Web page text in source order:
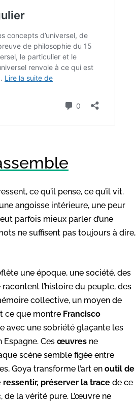
ce qu’il pense, ce qu’il vit.
angoisse intérieure, une peur
parfois mieux parler d’une
ne suffisent pas toujours à dire,
une époque, une société, des
l’histoire du peuple, des
collective, un moyen de
ce que montre Francisco
avec une sobriété glaçante les
Ces œuvres ne
scène semble figée entre
Goya transforme l’art en outil de
ressentir, préserver la trace de ce
, de la vérité pure. L’œuvre ne